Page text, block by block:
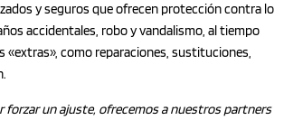
y seguros que ofrecen protección contra lo
accidentales, robo y vandalismo, al tiempo
«extras», como reparaciones, sustituciones,
forzar un ajuste, ofrecemos a nuestros partners